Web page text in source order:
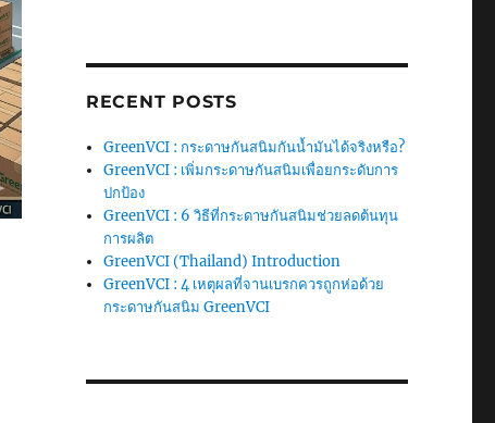
RECENT POSTS
GreenVCI : กระดาษกันสนิมกันน้ำมันได้จริงหรือ?
GreenVCI : เพิ่มกระดาษกันสนิมเพื่อยกระดับการ
ปกป้อง
GreenVCI : 6 วิธีที่กระดาษกันสนิมช่วยลดต้นทุน
การผลิต
GreenVCI (Thailand) Introduction
GreenVCI : 4 เหตุผลที่จานเบรกควรถูกห่อด้วย
กระดาษกันสนิม GreenVCI